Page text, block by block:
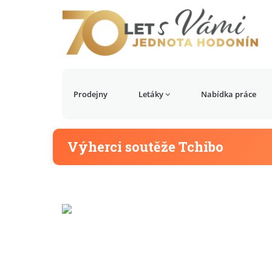
Prodejny Letáky Nabídka práce
Výherci soutěže Tchibo